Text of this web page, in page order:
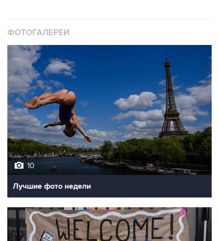
ФОТОГАЛЕРЕИ
10
Лучшие фото недели